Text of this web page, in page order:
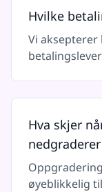
Hvilke
Vi aksepterer
Hva skjer
øyeblikkelig